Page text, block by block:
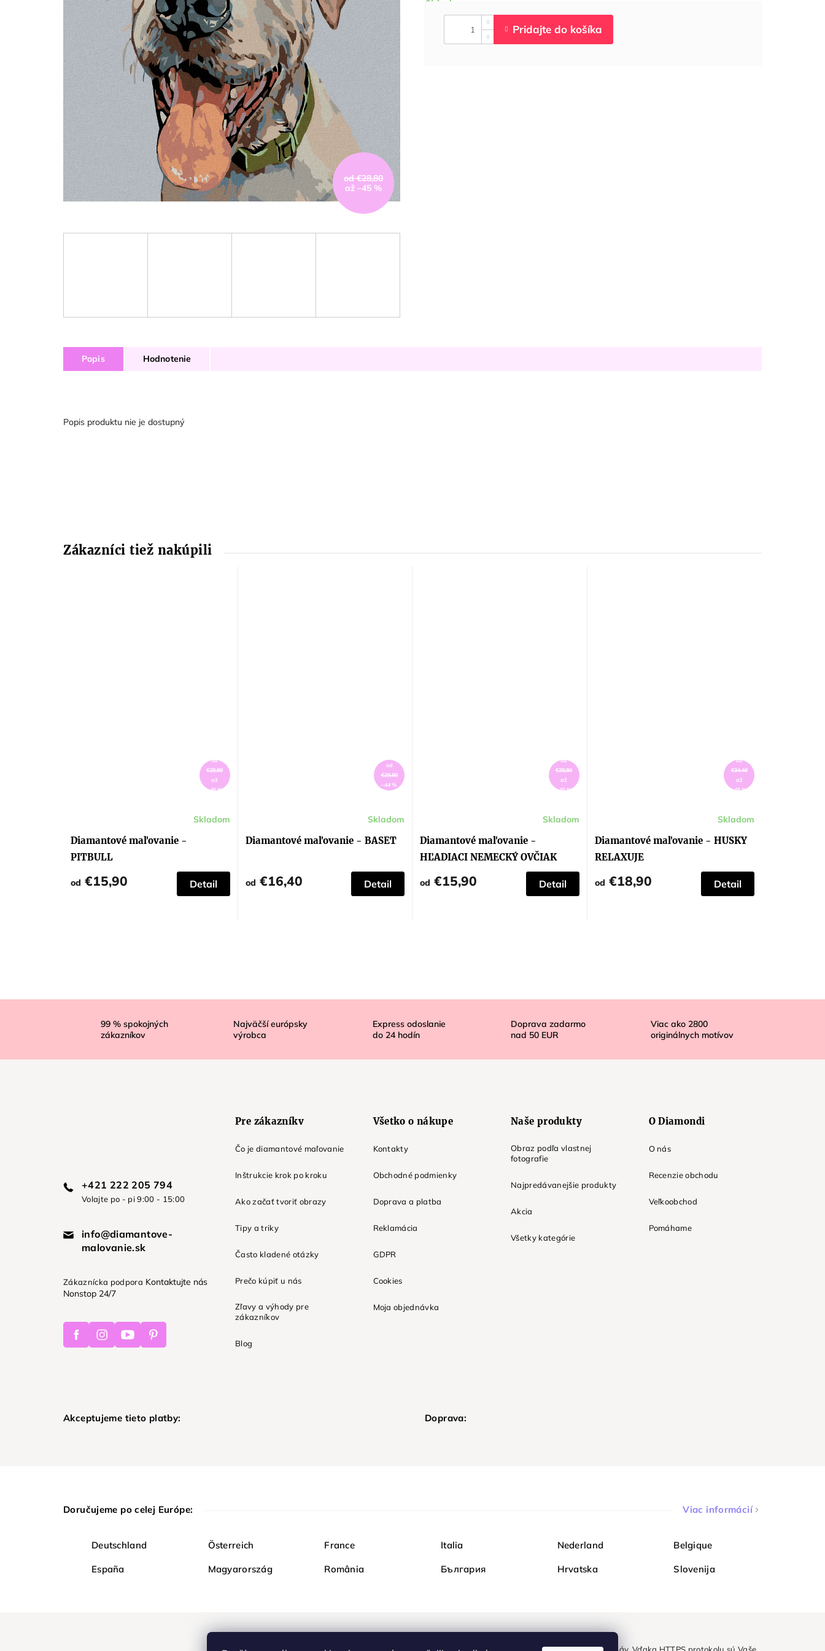
od €28,80
až –45 %
Popis Hodnotenie
Popis produktu nie je dostupný
od
€28,80
až
–45 %
Diamantové maľovanie -
PITBULL
Skladom
od €15,90 Detail
od
€29,80
–44 %
Diamantové maľovanie - BASET
Skladom
od €16,40 Detail
od
€28,80
až
–45 %
Diamantové maľovanie -
HĽADIACI NEMECKÝ OVČIAK
Skladom
od €15,90 Detail
od
€34,40
až
–45 %
Diamantové maľovanie - HUSKY
RELAXUJE
Skladom
od €18,90 Detail
ä
99% spokojných
zákazníkov
Najväčší európsky
výrobca
Express odoslanie
do 24 hodín
Doprava zadarmo
nad 50 EUR
Viac ako 2800
originálnych motívov
+421 222 205 794
Volajte po - pi 9:00 - 15:00
info@diamantove-
malovanie.sk
Zákaznícka podpora Kontaktujte nás
Nonstop 24/7
FacebookInstagramYoutubePinterest
Pre zákazníkv
Čo je diamantové maľovanie
Inštrukcie krok po kroku
Ako začať tvoriť obrazy
Tipy a triky
Často kladené otázky
Prečo kúpiť u nás
Zľavy a výhody pre
zákazníkov
Blog
Všetko o nákupe
Kontakty
Obchodné podmienky
Doprava a platba
Reklamácia
GDPR
Cookies
Moja objednávka
Naše produkty
Obraz podľa vlastnej
fotografie
Najpredávanejšie produkty
Akcia
Všetky kategórie
O Diamondi
O nás
Recenzie obchodu
Veľkoobchod
Pomáhame
Akceptujeme tieto platby: Doprava:
Doručujeme po celej Európe: Viac informácií
Deutschland Österreich France Italia Nederland Belgique
España Magyarország România България Hrvatska Slovenija